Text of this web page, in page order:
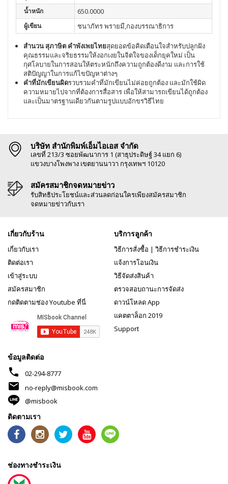
น้ำหนัก 650.0000
ผู้เขียน ชนาภัทร พรายมี,กองบรรณาธิการ
สำนวน สุภาษิต คำพังเพยไทยสุดยอดข้อคิดเตือนใจสำหรับปลูกฝัง
คุณธรรมและจริยธรรมให้งอกเงยในจิตใจของเด็กยุคใหม่ เป็น
กุศโลบายในการสอนให้ตระหนักถึงความถูกต้องดีงาม และการใช้
สติปัญญาในการแก้ไขปัญหาต่างๆ
คำที่มักเขียนผิดรวบรวมคำที่มักเขียนไม่ค่อยถูกต้อง และมักใช้ผิด
ความหมายไปจากที่ต้องการสื่อสาร เพื่อให้สามารถเขียนได้ถูกต้อง
และเป็นมาตรฐานเดียวกันตามรูปแบบอักขรวิธีไทย
บริษัท สำนักพิมพ์เอ็มไอเอส จำกัด
เลขที่ 213/3 ซอยพัฒนาการ 1 (สาธุประดิษฐ์ 34 แยก 6)
แขวงบางโพงพาง เขตยานนาวา กรุงเทพฯ 10120
สมัครสมาชิกจดหมายข่าว
รับสิทธิประโยชน์และส่วนลดก่อนใครเพียงสมัครสมาชิก
จดหมายข่าวกับเรา
เกี่ยวกับร้าน
เกี่ยวกับเรา
ติดต่อเรา
เข้าสู่ระบบ
สมัครสมาชิก
กดติดตามช่อง Youtube ที่นี่
บริการลูกค้า
วิธีการสั่งซื้อ | วิธีการชำระเงิน
แจ้งการโอนเงิน
วิธีจัดส่งสินค้า
ตรวจสอบถานะการจัดส่ง
ดาวน์โหลด App
แคตตาล็อก 2019
Support
ข้อมูลติดต่อ
phone 02-294-8777
mail
no-reply@misbook.com
@misbook
ติดตามเรา
ช่องทางชำระเงิน